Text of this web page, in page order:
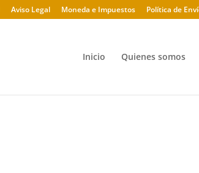
Aviso Legal Moneda e Impuestos Política de
Inicio Quienes somos